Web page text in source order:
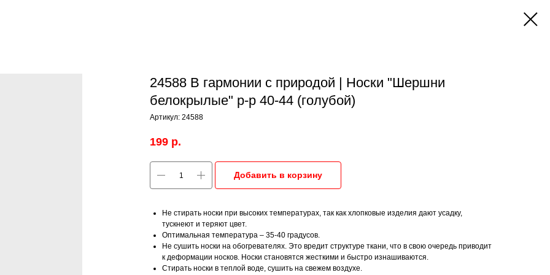
24588 В гармонии с природой | Носки "Шершни
белокрылые" р-р 40-44 (голубой)
Артикул: 24588
199 р.
Добавить в корзину
Не стирать носки при высоких температурах, так как хлопковые изделия дают усадку,
тускнеют и теряют цвет.
Оптимальная температура – 35-40 градусов.
Не сушить носки на обогревателях. Это вредит структуре ткани, что в свою очередь приводит
к деформации носков. Носки становятся жесткими и быстро изнашиваются.
Стирать носки в теплой воде, сушить на свежем воздухе.